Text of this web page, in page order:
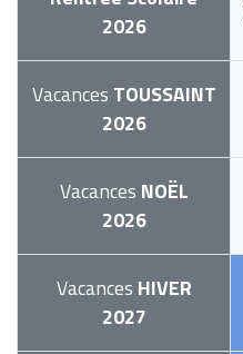
2026
Vacances TOUSSAINT
2026
Vacances NOËL
2026
Vacances HIVER
2027